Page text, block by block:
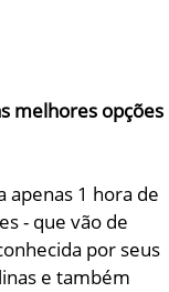
melhores opções
apenas 1 hora de
- que vão de
por seus
e também